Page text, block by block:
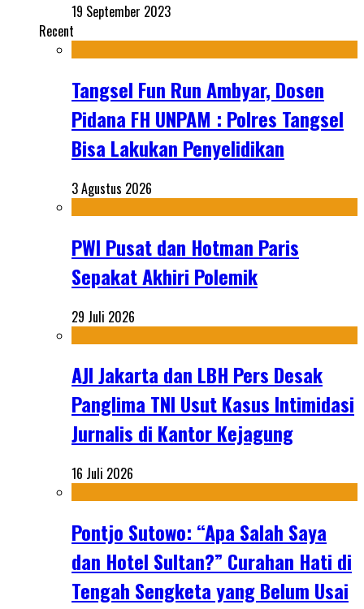
19 September 2023
Recent
Tangsel Fun Run Ambyar, Dosen
Pidana FH UNPAM : Polres Tangsel
Bisa Lakukan Penyelidikan
3 Agustus 2026
PWI Pusat dan Hotman Paris
Sepakat Akhiri Polemik
29 Juli 2026
AJI Jakarta dan LBH Pers Desak
Panglima TNI Usut Kasus Intimidasi
Jurnalis di Kantor Kejagung
16 Juli 2026
Pontjo Sutowo: “Apa Salah Saya
dan Hotel Sultan?” Curahan Hati di
Tengah Sengketa yang Belum Usai